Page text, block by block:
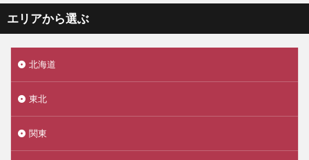
エリアから選ぶ
北海道
東北
関東